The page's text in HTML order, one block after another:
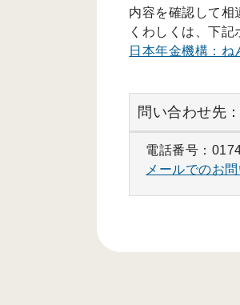
内容を確認して相
くわしくは、下記
日本年金機構：
問い合わせ先
電話番号：
メールでのお